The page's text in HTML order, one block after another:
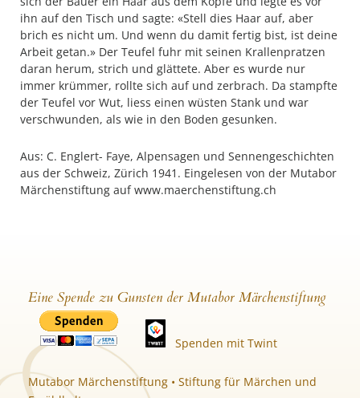
ihn auf den Tisch und sagte: «Stell dies Haar auf, aber
brich es nicht um. Und wenn du damit fertig bist, ist deine
Arbeit getan.» Der Teufel fuhr mit seinen Krallenpratzen
daran herum, strich und glättete. Aber es wurde nur
immer krümmer, rollte sich auf und zerbrach. Da stampfte
der Teufel vor Wut, liess einen wüsten Stank und war
verschwunden, als wie in den Boden gesunken.
Aus: C. Englert- Faye, Alpensagen und Sennengeschichten
aus der Schweiz, Zürich 1941. Eingelesen von der Mutabor
Märchenstiftung auf www.maerchenstiftung.ch
Eine Spende zu Gunsten der Mutabor Märchenstiftung
Spenden mit Twint
Mutabor Märchenstiftung • Stiftung für Märchen und